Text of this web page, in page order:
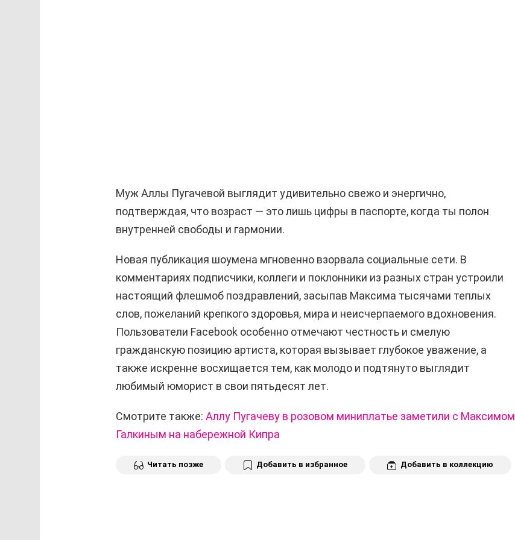
Муж Аллы Пугачевой выглядит удивительно свежо и энергично,
подтверждая, что возраст — это лишь цифры в паспорте, когда ты полон
внутренней свободы и гармонии.
Новая публикация шоумена мгновенно взорвала социальные сети. В
комментариях подписчики, коллеги и поклонники из разных стран устроили
настоящий флешмоб поздравлений, засыпав Максима тысячами теплых
слов, пожеланий крепкого здоровья, мира и неисчерпаемого вдохновения.
Пользователи Facebook особенно отмечают честность и смелую
гражданскую позицию артиста, которая вызывает глубокое уважение, а
также искренне восхищается тем, как молодо и подтянуто выглядит
любимый юморист в свои пятьдесят лет.
Смотрите также: Аллу Пугачеву в розовом миниплатье заметили с Максимом
Галкиным на набережной Кипра
Читать позже Добавить в избранное Добавить в коллекцию